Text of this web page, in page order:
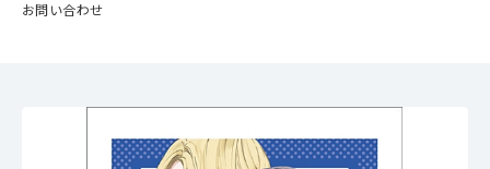
お問い合わせ